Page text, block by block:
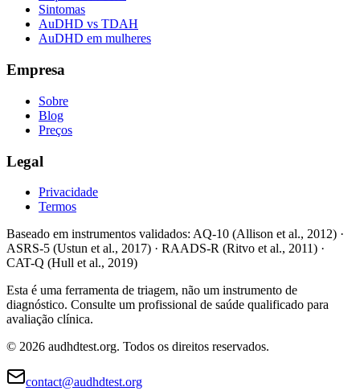
Sintomas
AuDHD vs TDAH
AuDHD em mulheres
Empresa
Sobre
Blog
Preços
Legal
Privacidade
Termos
Baseado em instrumentos validados: AQ-10 (Allison et al., 2012) ·
ASRS-5 (Ustun et al., 2017) · RAADS-R (Ritvo et al., 2011) ·
CAT-Q (Hull et al., 2019)
Esta é uma ferramenta de triagem, não um instrumento de
diagnóstico. Consulte um profissional de saúde qualificado para
avaliação clínica.
© 2026 audhdtest.org. Todos os direitos reservados.
contact@audhdtest.org